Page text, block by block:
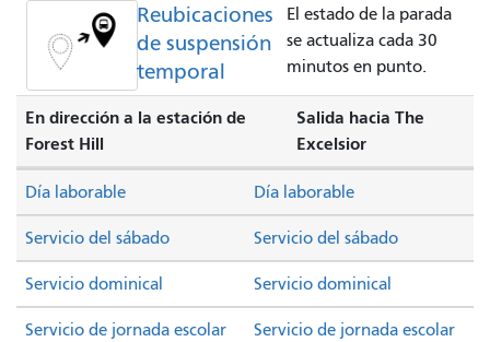
Reubicaciones
de suspensión
temporal
El estado de la parada
se actualiza cada 30
minutos en punto.
En dirección a la estación de
Forest Hill
Salida hacia The
Excelsior
Servicio del sábado Servicio del sábado
Servicio dominical Servicio dominical
Día laborable Día laborable
Servicio de jornada escolar Servicio de jornada escolar